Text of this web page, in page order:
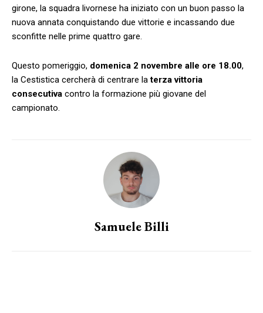
girone, la squadra livornese ha iniziato con un buon passo la
nuova annata conquistando due vittorie e incassando due
sconfitte nelle prime quattro gare.
Questo pomeriggio, domenica 2 novembre alle ore 18.00,
la Cestistica cercherà di centrare laterza vittoria
consecutiva contro la formazione più giovane del
campionato.
Samuele Billi